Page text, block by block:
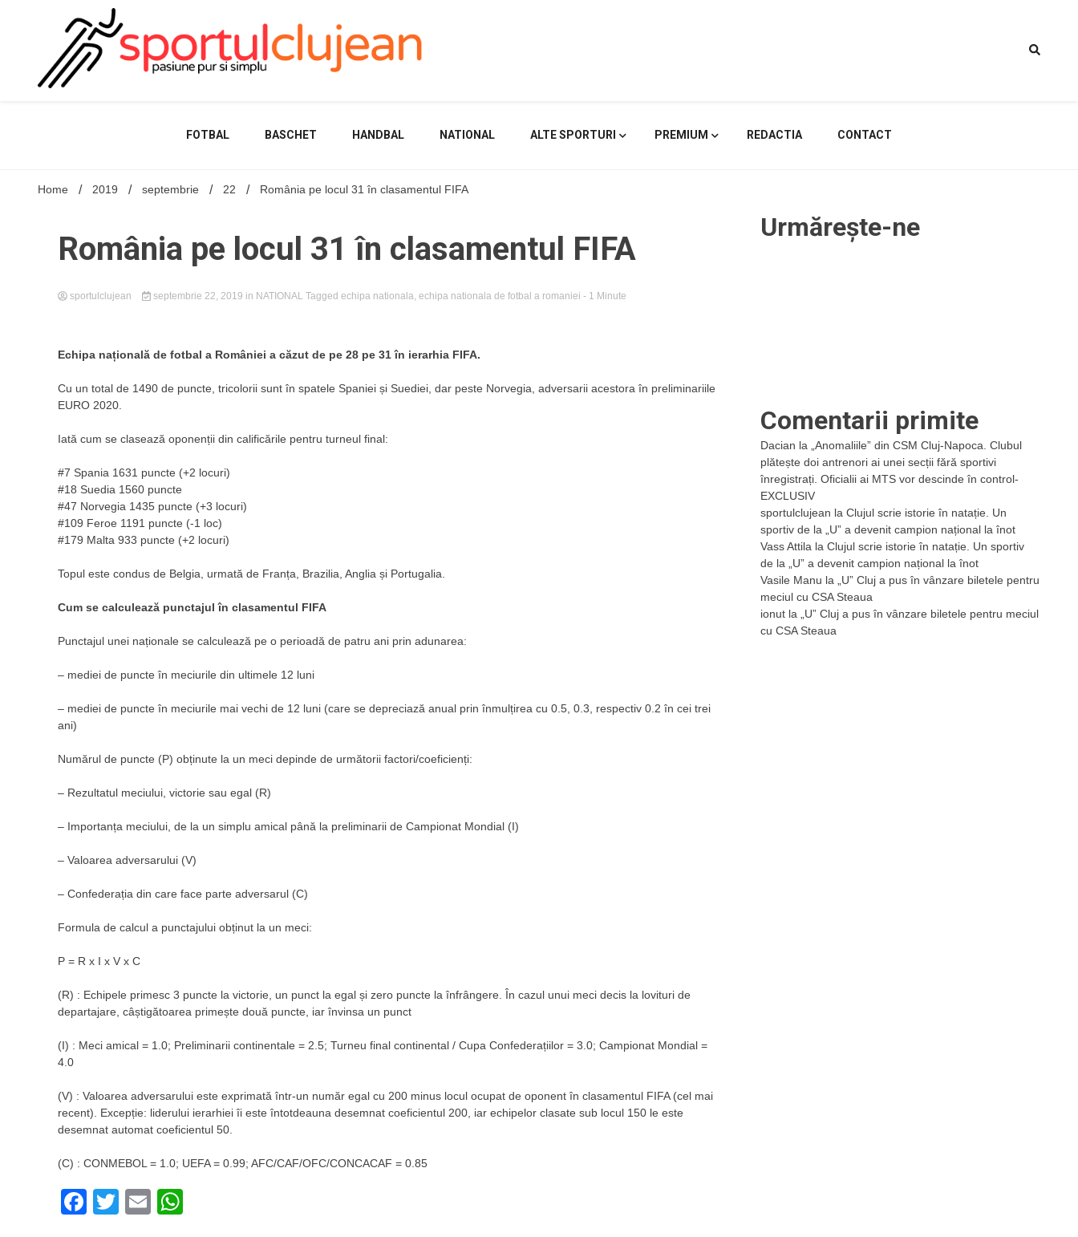
FOTBAL BASCHET HANDBAL NATIONAL ALTE SPORTURI PREMIUM REDACTIA CONTACT
Home 2019 septembrie 22 România pe locul 31 în clasamentul FIFA
România pe locul 31 în clasamentul FIFA
sportulclujean septembrie 22, 2019 in NATIONAL Tagged echipa nationala, echipa nationala de fotbal a romaniei - 1 Minute
Echipa națională de fotbal a României a căzut de pe 28 pe 31 în ierarhia FIFA.
Cu un total de 1490 de puncte, tricolorii sunt în spatele Spaniei și Suediei, dar peste Norvegia, adversarii acestora în preliminariile
EURO 2020.
Iată cum se clasează oponenții din calificările pentru turneul final:
#7 Spania 1631 puncte (+2 locuri)
#18 Suedia 1560 puncte
#47 Norvegia 1435 puncte (+3 locuri)
#109 Feroe 1191 puncte (-1 loc)
#179 Malta 933 puncte (+2 locuri)
Topul este condus de Belgia, urmată de Franța, Brazilia, Anglia și Portugalia.
Cum se calculează punctajul în clasamentul FIFA
Punctajul unei naționale se calculează pe o perioadă de patru ani prin adunarea:
– mediei de puncte în meciurile din ultimele 12 luni
– mediei de puncte în meciurile mai vechi de 12 luni (care se depreciază anual prin înmulțirea cu 0.5, 0.3, respectiv 0.2 în cei trei
ani)
Numărul de puncte (P) obținute la un meci depinde de următorii factori/coeficienți:
– Rezultatul meciului, victorie sau egal (R)
– Importanța meciului, de la un simplu amical până la preliminarii de Campionat Mondial (I)
– Valoarea adversarului (V)
– Confederația din care face parte adversarul (C)
Formula de calcul a punctajului obținut la un meci:
P = R x I x V x C
(R) : Echipele primesc 3 puncte la victorie, un punct la egal și zero puncte la înfrângere. În cazul unui meci decis la lovituri de
departajare, câștigătoarea primește două puncte, iar învinsa un punct
(I) : Meci amical = 1.0; Preliminarii continentale = 2.5; Turneu final continental / Cupa Confederațiilor = 3.0; Campionat Mondial =
4.0
(V) : Valoarea adversarului este exprimată într-un număr egal cu 200 minus locul ocupat de oponent în clasamentul FIFA (cel mai
recent). Excepție: liderului ierarhiei îi este întotdeauna desemnat coeficientul 200, iar echipelor clasate sub locul 150 le este
desemnat automat coeficientul 50.
(C) : CONMEBOL = 1.0; UEFA = 0.99; AFC/CAF/OFC/CONCACAF = 0.85
Facebook
TwitterEmail
Urmărește-ne
Comentarii primite
Dacian la
„Anomaliile” din CSM Cluj-Napoca. Clubul
plătește doi antrenori ai unei secții fără sportivi
înregistrați. Oficialii ai MTS vor descinde în control-
EXCLUSIV
sportulclujean la Clujul scrie istorie în natație. Un
sportiv de la „U” a devenit campion național la înot
Vass Attila la Clujul scrie istorie în natație. Un sportiv
de la „U” a devenit campion național la înot
Vasile Manu la
„U” Cluj a pus în vânzare biletele pentru
meciul cu CSA Steaua
ionut la
„U” Cluj a pus în vânzare biletele pentru meciul
cu CSA Steaua